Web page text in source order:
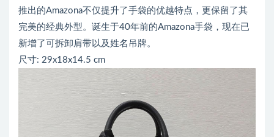
推出的Amazona不仅提升了手袋的优越特点，更保留了其
完美的经典外型。诞生于40年前的Amazona手袋，现在已
新增了可拆卸肩带以及姓名吊牌。
尺寸: 29x18x14.5 cm